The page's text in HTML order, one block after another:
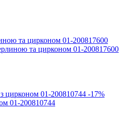
та цирконом 01-200817600
-17%
01-200810744